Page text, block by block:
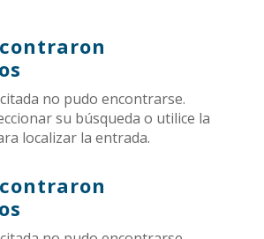
no pudo encontrarse.
su búsqueda o utilice la
localizar la entrada.